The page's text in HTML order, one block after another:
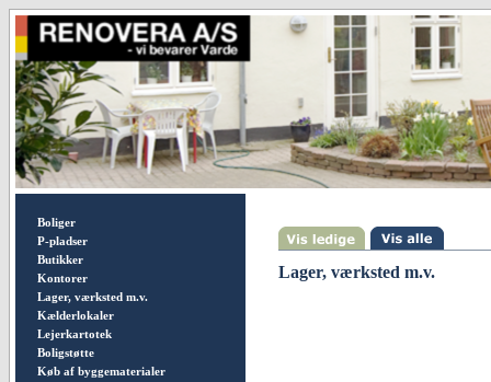
Boliger
P-pladser
Butikker
Kontorer
Lager, værksted m.v.
Kælderlokaler
Lejerkartotek
Boligstøtte
Køb af byggematerialer
Lager, værksted m.v.